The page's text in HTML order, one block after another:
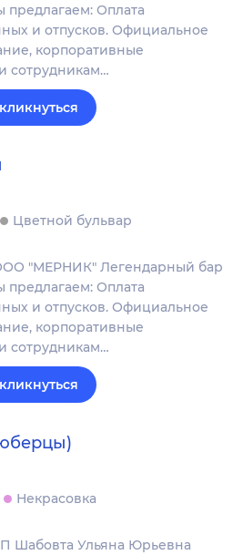
предлагаем: Оплата
и отпусков. Официальное
корпоративные
сотрудникам…
Цветной бульвар
"МЕРНИК" Легендарный бар
предлагаем: Оплата
и отпусков. Официальное
корпоративные
сотрудникам…
Некрасовка
Шабовта Ульяна Юрьевна